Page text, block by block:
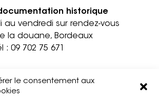
le consentement aux
historique
au vendredi sur rendez-vous
la douane, Bordeaux
: 09 702 75 671